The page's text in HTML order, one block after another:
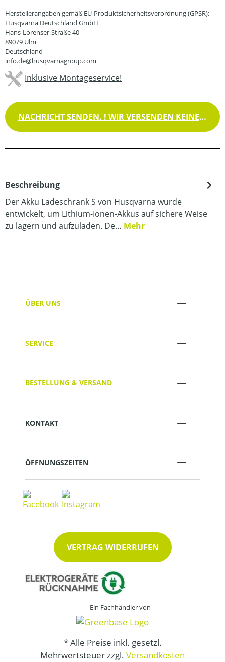
Herstellerangaben gemäß EU-Produktsicherheitsverordnung (GPSR):
Husqvarna Deutschland GmbH
Hans-Lorenser-Straße 40
89079 Ulm
Deutschland
info.de@husqvarnagroup.com
Inklusive Montageservice!
NACHRICHT SENDEN. ! WIR VERSENDEN KEINE WAREN !
Beschreibung
Der Akku Ladeschrank S von Husqvarna wurde
entwickelt, um Lithium-Ionen-Akkus auf sichere Weise
zu lagern und aufzuladen. De… Mehr
ÜBER UNS
SERVICE
BESTELLUNG & VERSAND
KONTAKT
ÖFFNUNGSZEITEN
VERTRAG WIDERRUFEN
Ein Fachhändler von
* Alle Preise inkl. gesetzl.
Mehrwertsteuer zzgl. Versandkosten